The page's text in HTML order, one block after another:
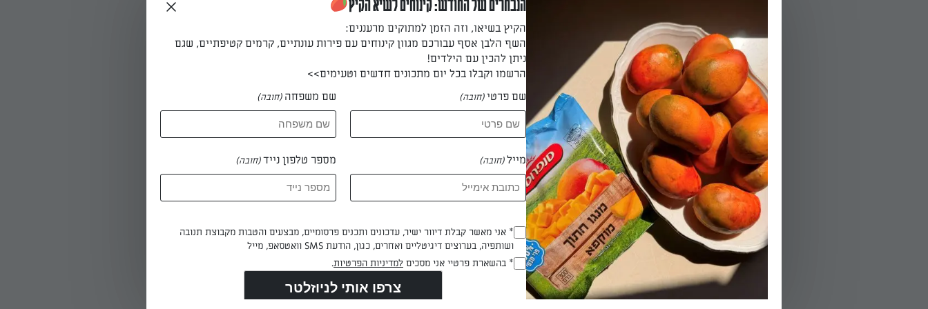
03.
מחממים מחבת עם שמן הזית. כשהשמן חם, מוסיפים את גרעיני התירס ושן השום ומטגנים עד
להזהבה קלה, מספר דקות.
04.
מסירים את המחבת מהחום ומוסיפים את פלפל הצ'ילי החריף, הבצל הירוק ומיץ הלימון. מתבלים
במלח ופלפל לפי הטעם.
05.
מעבירים את הסלט החם לקערת הגשה ומוסיפים את גבינת הפטה ועלי הכוסברה. טועמים ומתקנים
תיבול לפי הטעם.
הידעת?
מה לוקחים לפיקניק מושלם חוץ מהסלט? הנה כמה דברים שישדרגו לכם את סל הפיקניק:
הנבחרים של החודש: קינוחים לשיא הקיץ
הקיץ בשיאו, וזה הזמן למתוקים מרעננים:
השף הלבן אסף עבורכם מגוון קינוחים עם פירות עונתיים, קרמים קטיפתיים, שגם
ניתן להכין עם הילדים!
הרשמו וקבלו בכל יום מתכונים חדשים וטעימים>>
שם פרטי(חובה) שם משפחה (חובה)
מייל(חובה) מספר טלפון נייד(חובה)
Opt_In
(חובה)
* אני מאשר קבלת דיוור ישיר, עדכונים ותכנים פרסומיים, מבצעים והטבות מקבוצת תנובה
ושותפיה, בערוצים דיגיטליים ואחרים, כגון, הודעת SMS וואטסאפ, מייל
RegulationsApproved
* בהשארת פרטיי אני מסכים למדיניות הפרטיות.